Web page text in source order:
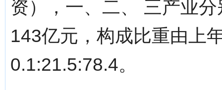
资），一、二、 三产业
143亿元，构成比重由上
0.1:21.5:78.4。